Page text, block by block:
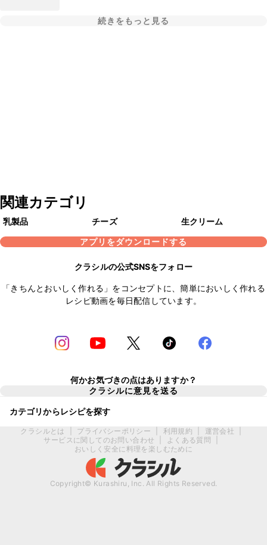
続きをもっと見る
関連カテゴリ
乳製品 チーズ
生クリーム
アプリをダウンロードする
クラシルの公式SNSをフォロー
「きちんとおいしく作れる」をコンセプトに、簡単においしく作れる
レシピ動画を毎日配信しています。
何かお気づきの点はありますか？
クラシルに意見を送る
カテゴリからレシピを探す
クラシルとは プライバシーポリシー 利用規約 運営会社
サービスに関してのお問い合わせ
よくある質問
おいしく安全に料理を楽しむために
Copyright© Kurashiru, Inc. All Rights Reserved.